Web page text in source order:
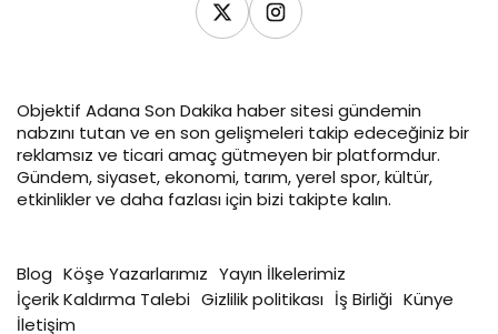
Objektif Adana Son Dakika haber sitesi gündemin
nabzını tutan ve en son gelişmeleri takip edeceğiniz bir
reklamsız ve ticari amaç gütmeyen bir platformdur.
Gündem, siyaset, ekonomi, tarım, yerel spor, kültür,
etkinlikler ve daha fazlası için bizi takipte kalın.
Blog Köşe Yazarlarımız Yayın İlkelerimiz
İçerik Kaldırma Talebi Gizlilik politikası İş Birliği Künye
İletişim